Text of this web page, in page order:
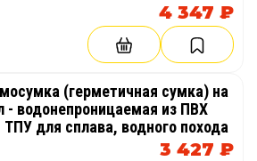
4 347 ₽
(герметичная сумка) на
- водонепроницаемая из ПВХ
ТПУ для сплава, водного похода
3 427 ₽